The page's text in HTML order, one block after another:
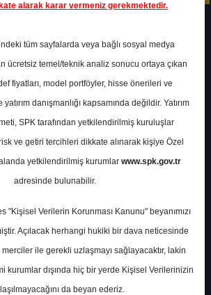
- HACI ÖMER SABANCI
HOLDİNG A.Ş.
Fiyat 117.00 ₺
%0.00
1
alarak karar vermeniz gerekmektedir.
tüm sayfalarda veya bağlı sosyal medya
ücretsiz temel/teknik analiz sonucu ortaya çıkan
fiyatları, model portföyler, hisse önerileri ve
danışmanlığı kapsamında değildir. Yatırım
SPK tarafından yetkilendirilmiş kuruluşlar
ve getiri tercihleri dikkate alınarak kişiye Özel
yetkilendirilmiş kurumlar www.spk.gov.tr
adresinde bulunabilir.
"Kişisel Verilerin Korunması Kanunu" beyanımızı
Açılacak herhangi hukiki bir dava neticesinde
ile gerekli uzlaşmayı sağlayacaktır, lakin
kurumlar dışında hiç bir yerde Kişisel Verilerinizin
da beyan ederiz.